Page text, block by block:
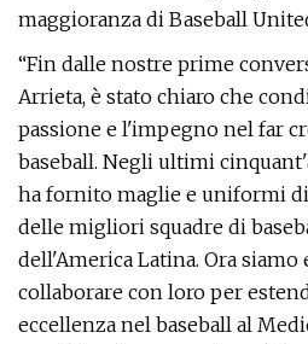
maggioranza di Baseball
“Fin dalle nostre prime
Arrieta, è stato chiaro che
passione e l'impegno nel far
baseball. Negli ultimi
ha fornito maglie e uniformi di
delle migliori squadre di
dell'America Latina. Ora
collaborare con loro per
eccellenza nel baseball al